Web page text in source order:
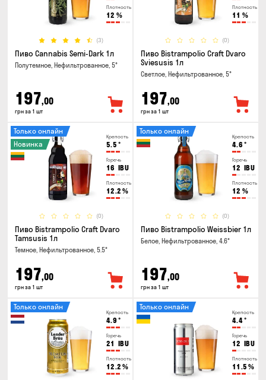
Плотность
12 %
(3)
Пиво Cannabis Semi-Dark 1л
Полутемное, Нефильтрованное, 5°
197,00
грн за 1 шт
Плотность
11 %
(0)
Пиво Bistrampolio Craft Dvaro
Sviesusis 1л
Светлое, Нефильтрованное, 5°
197,00
грн за 1 шт
Крепость
5.5 °
Горечь
16 IBU
Плотность
12.2 %
(0)
Только онлайн
Новинка
Пиво Bistrampolio Craft Dvaro
Tamsusis 1л
Темное, Нефильтрованное, 5.5°
197,00
грн за 1 шт
Крепость
4.6 °
Горечь
12 IBU
Плотность
12 %
(0)
Только онлайн
Пиво Bistrampolio Weissbier 1л
Белое, Нефильтрованное, 4.6°
197,00
грн за 1 шт
Крепость
4.9 °
Горечь
21 IBU
Плотность
12.2 %
Только онлайн
Крепость
4.4°
Горечь
12 IBU
Плотность
11.5 %
Только онлайн